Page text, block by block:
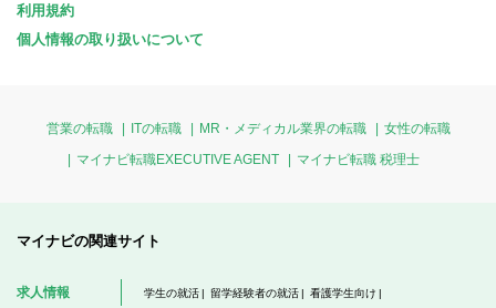
利用規約
個人情報の取り扱いについて
営業の転職 ITの転職 MR・メディカル業界の転職
女性の転職
マイナビ転職EXECUTIVE AGENT
マイナビ転職 税理士
マイナビの関連サイト
求人情報 学生の就活 留学経験者の就活 看護学生向け